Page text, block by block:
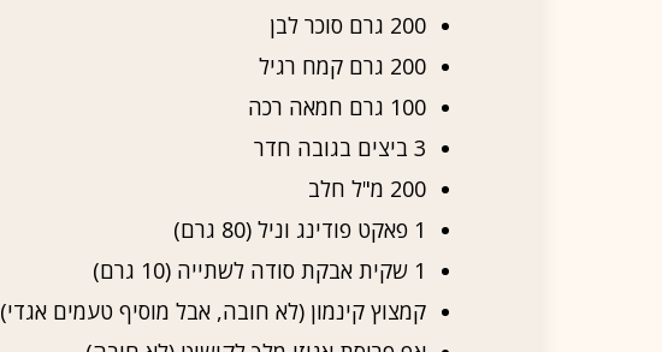
200 גרם סוכר לבן
200 גרם קמח רגיל
100 גרם חמאה רכה
3 ביצים בגובה חדר
200 מ"ל חלב
1 פאקט פודינג וניל (80 גרם)
1 שקית אבקת סודה לשתייה (10 גרם)
קמצוץ קינמון (לא חובה, אבל מוסיף טעמים אגדי)